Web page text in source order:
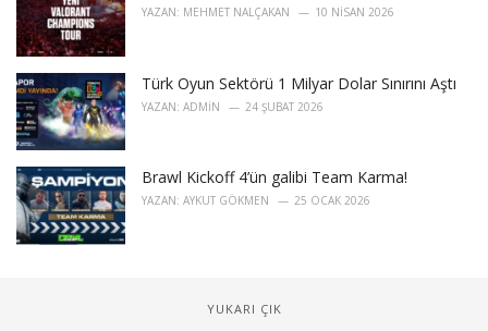
YAZAN: MEHMET NALÇAKAN 10 NISAN 2026
Türk Oyun Sektörü 1 Milyar Dolar Sınırını Aştı
YAZAN: ADMIN 24 ŞUBAT 2026
Brawl Kickoff 4’ün galibi Team Karma!
YAZAN: AYKUT GÖKMEN 25 OCAK 2026
YUKARI ÇIK